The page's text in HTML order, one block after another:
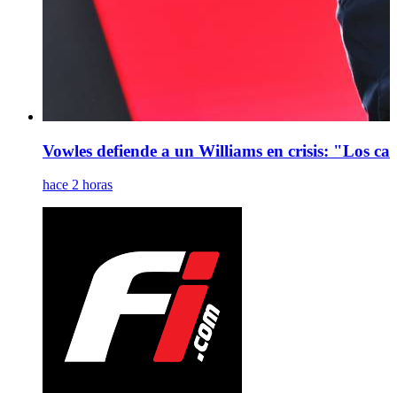
Vowles defiende a un Williams en crisis: "Los
hace 2 horas